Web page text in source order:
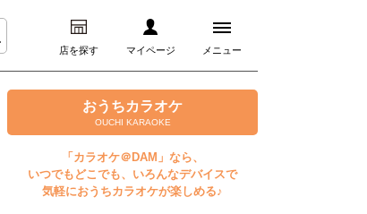
店を探す マイページ メニュー
ログイン
マイページ
プレミアムサービス
おうちカラオケ
OUCHI KARAOKE
「カラオケ＠DAM」なら、
いつでもどこでも、いろんなデバイスで
気軽におうちカラオケが楽しめる♪